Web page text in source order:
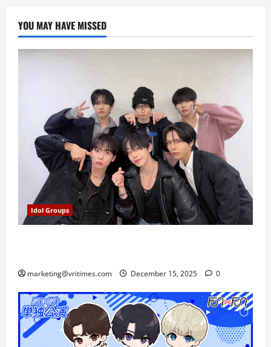
YOU MAY HAVE MISSED
Idol Groups
marketing@vritimes.com December 15, 2025 0